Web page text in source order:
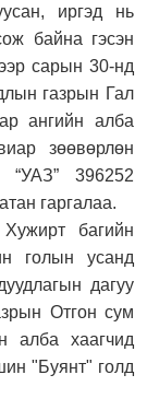
иргэд нь
байна гэсэн
сарын 30-нд
газрын Гал
ангийн алба
зөөвөрлөн
396252
гаргалаа.
багийн
голын усанд
дагуу
Отгон сум
алба хаагчид
"Буянт" голд